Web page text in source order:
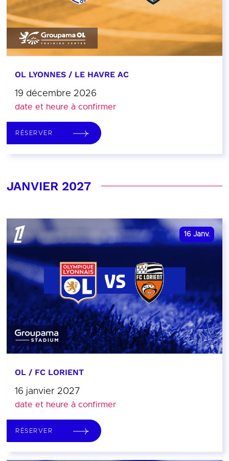
OL LYONNES / LE HAVRE AC
19 décembre 2026
date et heure à confirmer
RÉSERVER
JANVIER 2027
16 Janv.
OL / FC LORIENT
16 janvier 2027
date et heure à confirmer
RÉSERVER